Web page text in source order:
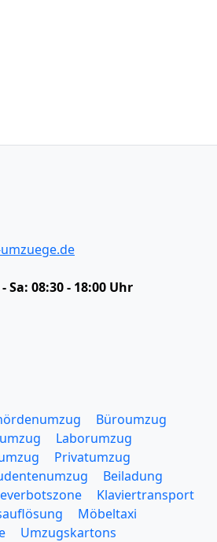
Sa: 08:30 - 18:00 Uhr
Büroumzug
Laborumzug
Privatumzug
Beiladung
Klaviertransport
Möbeltaxi
Umzugskartons